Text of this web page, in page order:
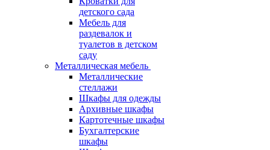
детского сада
Мебель для
раздевалок и
туалетов в детском
саду
Металлическая мебель
Металлические
стеллажи
Шкафы для одежды
Архивные шкафы
Картотечные шкафы
Бухгалтерские
шкафы